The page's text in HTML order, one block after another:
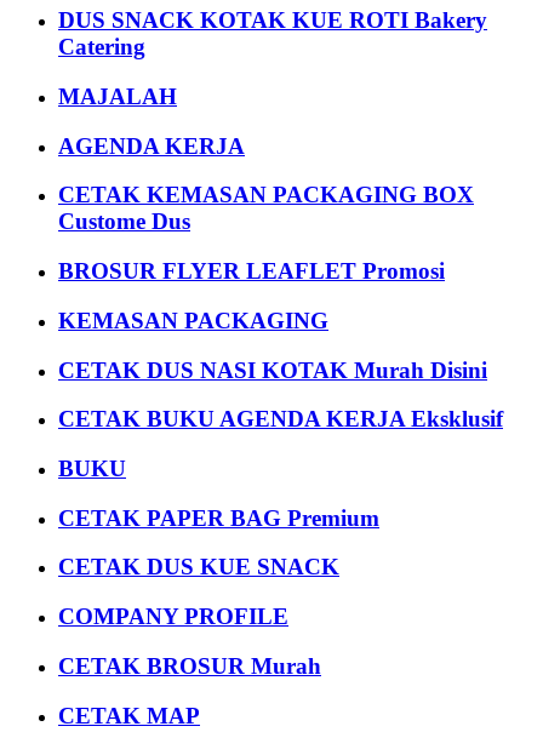
DUS SNACK KOTAK KUE ROTI Bakery
Catering
MAJALAH
AGENDA KERJA
CETAK KEMASAN PACKAGING BOX
Custome Dus
BROSUR FLYER LEAFLET Promosi
KEMASAN PACKAGING
CETAK DUS NASI KOTAK Murah Disini
CETAK BUKU AGENDA KERJA Eksklusif
BUKU
CETAK PAPER BAG Premium
CETAK DUS KUE SNACK
COMPANY PROFILE
CETAK BROSUR Murah
CETAK MAP